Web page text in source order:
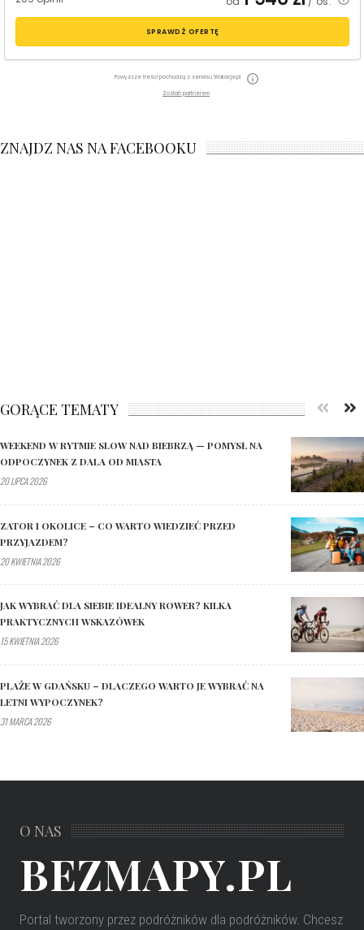
SPRAWDŹ OFERTĘ
Powyższe treści pochodzą z serwisu Wakacje.pl
Zostań partnerem
ZNAJDZ NAS NA FACEBOOKU
GORĄCE TEMATY
WEEKEND W RYTMIE SLOW NAD BIEBRZĄ — POMYSŁ NA
ODPOCZYNEK Z DALA OD MIASTA
20 LIPCA 2026
ZATOR I OKOLICE – CO WARTO WIEDZIEĆ PRZED
PRZYJAZDEM?
20 KWIETNIA 2026
JAK WYBRAĆ DLA SIEBIE IDEALNY ROWER? KILKA
PRAKTYCZNYCH WSKAZÓWEK
15 KWIETNIA 2026
PLAŻE W GDAŃSKU – DLACZEGO WARTO JE WYBRAĆ NA
LETNI WYPOCZYNEK?
31 MARCA 2026
O NAS
BEZMAPY.PL
Portal tworzony przez podróżników dla podróżników. Chcesz